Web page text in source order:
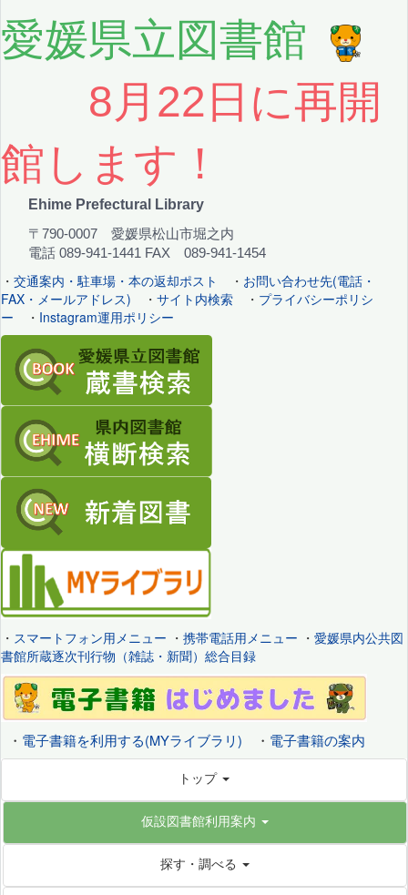
愛媛県立図書館
8月22日に再開
館します！
Ehime Prefectural Library
〒790-0007 愛媛県松山市堀之内
電話 089-941-1441 FAX 089-941-1454
・ 交通案内・駐車場・本の返却ポスト ・ お問い合わせ先(電話・
FAX・メールアドレス) ・ サイト内検索 ・ プライバシーポリシ
ー ・ Instagram運用ポリシー
・ スマートフォン用メニュー ・ 携帯電話用メニュー ・ 愛媛県内公共図
書館所蔵逐次刊行物（雑誌・新聞）総合目録
・ 電子書籍を利用する(MYライブラリ) ・ 電子書籍の案内
トップ
仮設図書館利用案内
探す・調べる